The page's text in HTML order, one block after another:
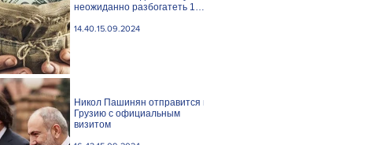
неожиданно разбогатеть 15
14.40.15.09.2024
Никол Пашинян отправится в
Грузию с официальным
визитом